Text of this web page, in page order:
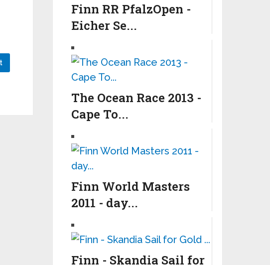
Finn RR PfalzOpen -
Eicher Se...
The Ocean Race 2013 -
Cape To...
Finn World Masters
2011 - day...
Finn - Skandia Sail for